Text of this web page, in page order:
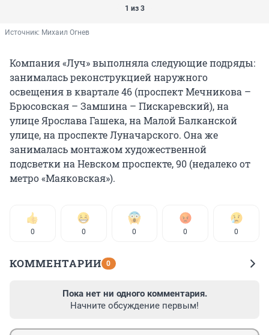
1 из 3
Источник: Михаил Огнев
Компания «Луч» выполняла следующие подряды:
занималась реконструкцией наружного
освещения в квартале 46 (проспект Мечникова –
Брюсовская – Замшина – Пискаревский), на
улице Ярослава Гашека, на Малой Балканской
улице, на проспекте Луначарского. Она же
занималась монтажом художественной
подсветки на Невском проспекте, 90 (недалеко от
метро «Маяковская»).
0 0 0 0 0
КОММЕНТАРИИ 0
Пока нет ни одного комментария.
Начните обсуждение первым!